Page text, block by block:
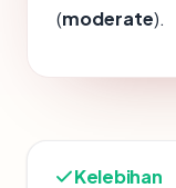
(moderate).
Kelebihan